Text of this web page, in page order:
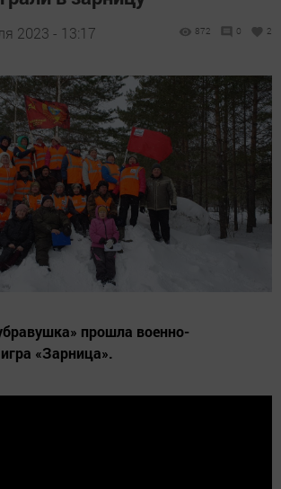
2023 - 13:17 872 0 2
прошла военно-
«Зарница».